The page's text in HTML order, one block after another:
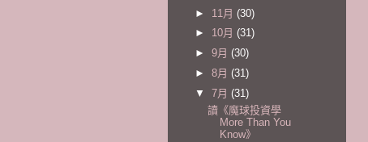
► 11月 (30)
► 10月 (31)
► 9月 (30)
► 8月 (31)
▼ 7月 (31)
讀《魔球投資學
More Than You
Know》